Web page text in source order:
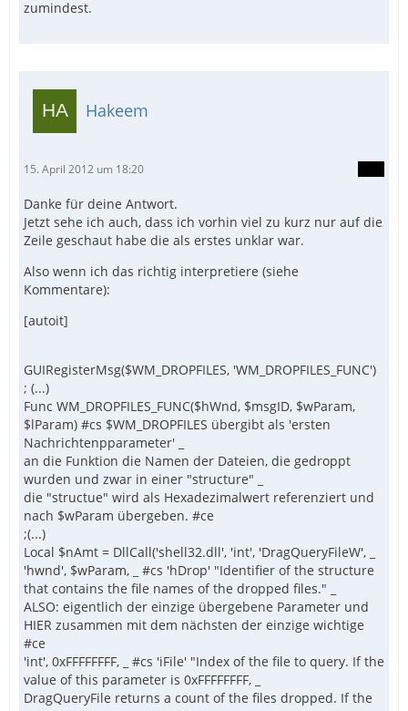
zumindest.
Hakeem
15. April 2012 um 18:20
Danke für deine Antwort.
Jetzt sehe ich auch, dass ich vorhin viel zu kurz nur auf die
Zeile geschaut habe die als erstes unklar war.
Also wenn ich das richtig interpretiere (siehe
Kommentare):
[autoit]
GUIRegisterMsg($WM_DROPFILES, 'WM_DROPFILES_FUNC')
; (...)
Func WM_DROPFILES_FUNC($hWnd, $msgID, $wParam,
$lParam) #cs $WM_DROPFILES übergibt als 'ersten
Nachrichtenpparameter' _
an die Funktion die Namen der Dateien, die gedroppt
wurden und zwar in einer "structure" _
die "structue" wird als Hexadezimalwert referenziert und
nach $wParam übergeben. #ce
;(...)
Local $nAmt = DllCall('shell32.dll', 'int', 'DragQueryFileW', _
'hwnd', $wParam, _ #cs 'hDrop' "Identifier of the structure
that contains the file names of the dropped files." _
ALSO: eigentlich der einzige übergebene Parameter und
HIER zusammen mit dem nächsten der einzige wichtige
#ce
'int', 0xFFFFFFFF, _ #cs 'iFile' "Index of the file to query. If the
value of this parameter is 0xFFFFFFFF, _
DragQueryFile returns a count of the files dropped. If the